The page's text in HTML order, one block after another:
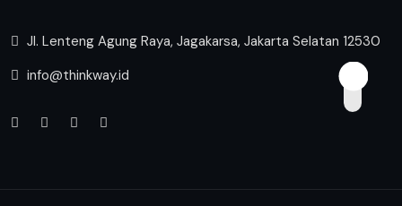
Jl. Lenteng Agung Raya, Jagakarsa, Jakarta Selatan 12530
info@thinkway.id